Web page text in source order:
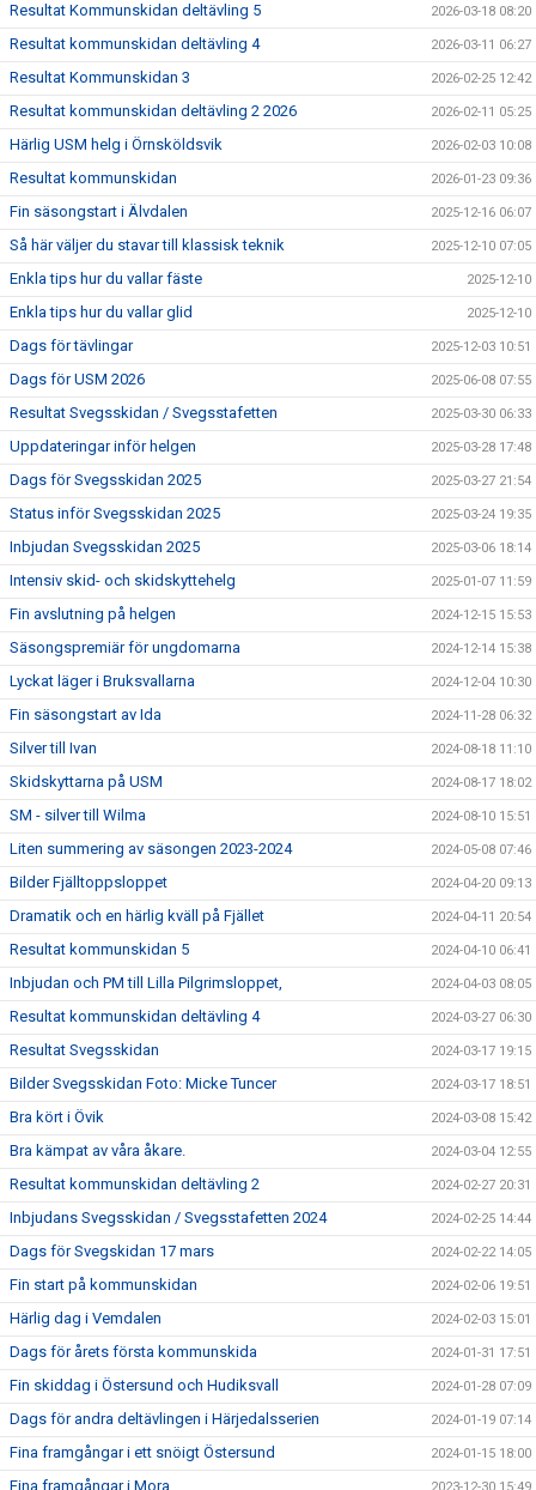
Resultat Kommunskidan deltävling 5 2026-03-18 08:20
Resultat kommunskidan deltävling 4 2026-03-11 06:27
Resultat Kommunskidan 3 2026-02-25 12:42
Resultat kommunskidan deltävling 2 2026 2026-02-11 05:25
Härlig USM helg i Örnsköldsvik 2026-02-03 10:08
Resultat kommunskidan 2026-01-23 09:36
Fin säsongstart i Älvdalen 2025-12-16 06:07
Så här väljer du stavar till klassisk teknik 2025-12-10 07:05
Enkla tips hur du vallar fäste 2025-12-10
Enkla tips hur du vallar glid 2025-12-10
Dags för tävlingar 2025-12-03 10:51
Dags för USM 2026 2025-06-08 07:55
Resultat Svegsskidan / Svegsstafetten 2025-03-30 06:33
Uppdateringar inför helgen 2025-03-28 17:48
Dags för Svegsskidan 2025 2025-03-27 21:54
Status inför Svegsskidan 2025 2025-03-24 19:35
Inbjudan Svegsskidan 2025 2025-03-06 18:14
Intensiv skid- och skidskyttehelg 2025-01-07 11:59
Fin avslutning på helgen 2024-12-15 15:53
Säsongspremiär för ungdomarna 2024-12-14 15:38
Lyckat läger i Bruksvallarna 2024-12-04 10:30
Fin säsongstart av Ida 2024-11-28 06:32
Silver till Ivan 2024-08-18 11:10
Skidskyttarna på USM 2024-08-17 18:02
SM - silver till Wilma 2024-08-10 15:51
Liten summering av säsongen 2023-2024 2024-05-08 07:46
Bilder Fjälltoppsloppet 2024-04-20 09:13
Dramatik och en härlig kväll på Fjället 2024-04-11 20:54
Resultat kommunskidan 5 2024-04-10 06:41
Inbjudan och PM till Lilla Pilgrimsloppet, 2024-04-03 08:05
Resultat kommunskidan deltävling 4 2024-03-27 06:30
Resultat Svegsskidan 2024-03-17 19:15
Bilder Svegsskidan Foto: Micke Tuncer 2024-03-17 18:51
Bra kört i Övik 2024-03-08 15:42
Bra kämpat av våra åkare. 2024-03-04 12:55
Resultat kommunskidan deltävling 2 2024-02-27 20:31
Inbjudans Svegsskidan / Svegsstafetten 2024 2024-02-25 14:44
Dags för Svegskidan 17 mars 2024-02-22 14:05
Fin start på kommunskidan 2024-02-06 19:51
Härlig dag i Vemdalen 2024-02-03 15:01
Dags för årets första kommunskida 2024-01-31 17:51
Fin skiddag i Östersund och Hudiksvall 2024-01-28 07:09
Dags för andra deltävlingen i Härjedalsserien 2024-01-19 07:14
Fina framgångar i ett snöigt Östersund 2024-01-15 18:00
Fina framgångar i Mora